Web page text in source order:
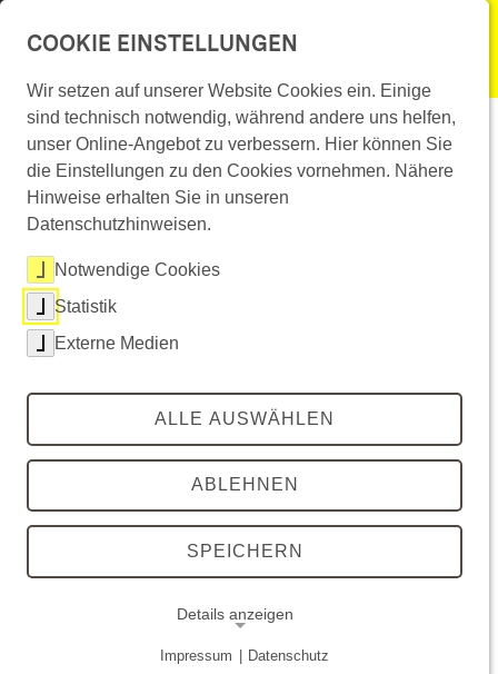
Gebärdensprache
Überspringe Artikel-Bühne
Mitarbeiter-Mobilität am
Standort Schwieberdingen
Gewinner in der Kategorie „Garantiert Mobil“
ist das Mobilitätsteam um Stefanie
Milankovic mit dem Projekt „Mitarbeiter-
Mobilität am Standort Schwieberdingen“ der
Robert Bosch GmbH.
© Robert Bosch GmbH
COOKIE EINSTELLUNGEN
Wir setzen auf unserer Website Cookies ein. Einige
sind technisch notwendig, während andere uns helfen,
unser Online-Angebot zu verbessern. Hier können Sie
die Einstellungen zu den Cookies vornehmen. Nähere
Hinweise erhalten Sie in unseren
Datenschutzhinweisen.
Notwendige Cookies
Statistik
Externe Medien
ALLE AUSWÄHLEN
ABLEHNEN
SPEICHERN
Details anzeigen
Impressum Datenschutz